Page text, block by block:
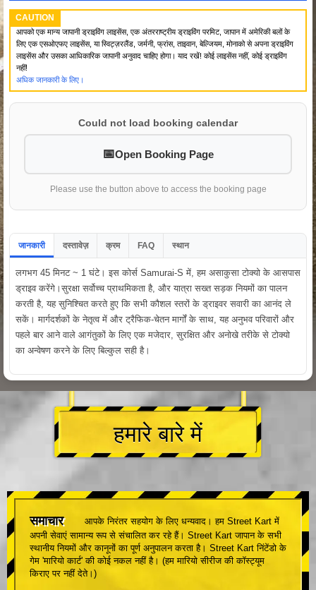
CAUTION
आपको एक मान्य जापानी ड्राइविंग लाइसेंस, एक अंतरराष्ट्रीय ड्राइविंग परमिट, जापान में अमेरिकी बलों के
लिए एक एसओएफए लाइसेंस, या स्विट्ज़रलैंड, जर्मनी, फ्रांस, ताइवान, बेल्जियम, मोनाको से अपना ड्राइविंग
लाइसेंस और उसका आधिकारिक जापानी अनुवाद चाहिए होगा। याद रखें! कोई लाइसेंस नहीं, कोई ड्राइविंग
नहीं!
अधिक जानकारी के लिए।
Could not load booking calendar
Open Booking Page
Please use the button above to access the booking page
जानकारी दस्तावेज़ क्रम FAQ स्थान
लगभग 45 मिनट ~ 1 घंटे। इस कोर्स Samurai-S में, हम असाकुसा टोक्यो के आसपास
ड्राइव करेंगे।सुरक्षा सर्वोच्च प्राथमिकता है, और यात्रा सख्त सड़क नियमों का पालन
करती है, यह सुनिश्चित करते हुए कि सभी कौशल स्तरों के ड्राइवर सवारी का आनंद ले
सकें। मार्गदर्शकों के नेतृत्व में और ट्रैफिक-चेतन मार्गों के साथ, यह अनुभव परिवारों और
पहले बार आने वाले आगंतुकों के लिए एक मजेदार, सुरक्षित और अनोखे तरीके से टोक्यो
का अन्वेषण करने के लिए बिल्कुल सही है।
हमारे बारे में
समाचार
आपके निरंतर सहयोग के लिए धन्यवाद। हम Street Kart में
अपनी सेवाएं सामान्य रूप से संचालित कर रहे हैं। Street Kart जापान के सभी
स्थानीय नियमों और कानूनों का पूर्ण अनुपालन करता है। Street Kart निंटेंडो के
गेम 'मारियो कार्ट' की कोई नकल नहीं है। (हम मारियो सीरीज की कॉस्ट्यूम
किराए पर नहीं देते।)